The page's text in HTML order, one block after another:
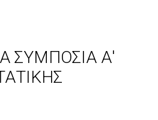
ΣΥΜΠΟΣΙΑ Α'